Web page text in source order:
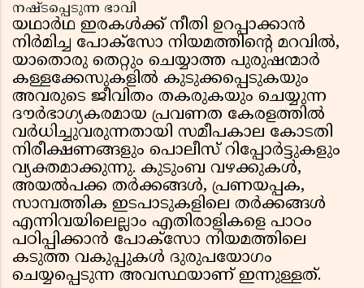
നഷ്ടപ്പെടുന്ന ഭാവി
യഥാർഥ ഇരകൾക്ക് നീതി ഉറപ്പാക്കാൻ
നിർമിച്ച പോക്സോ നിയമത്തിൻ്റെ മറവിൽ,
യാതൊരു തെറ്റും ചെയ്യാത്ത പുരുഷന്മാർ
കള്ളക്കേസുകളിൽ കുടുക്കപ്പെടുകയും
അവരുടെ ജീവിതം തകരുകയും ചെയ്യുന്ന
ദൗർഭാഗ്യകരമായ പ്രവണത കേരളത്തിൽ
വർധിച്ചുവരുന്നതായി സമീപകാല കോടതി
നിരീക്ഷണങ്ങളും പൊലീസ് റിപ്പോർട്ടുകളും
വ്യക്തമാക്കുന്നു. കുടുംബ വഴക്കുകൾ,
അയൽപക്ക തർക്കങ്ങൾ, പ്രണയപ്പക,
സാമ്പത്തിക ഇടപാടുകളിലെ തർക്കങ്ങൾ
എന്നിവയിലെല്ലാം എതിരാളികളെ പാഠം
പഠിപ്പിക്കാൻ പോക്സോ നിയമത്തിലെ
കടുത്ത വകുപ്പുകൾ ദുരുപയോഗം
ചെയ്യപ്പെടുന്ന അവസ്ഥയാണ് ഇന്നുള്ളത്.